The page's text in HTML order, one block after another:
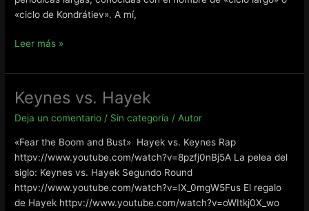
y
la
Constitución
«ciclo de Kondrátiev». A mí,
Los
Kondratiev
Leer más »
Keynes vs. Hayek
Deja un comentario / Sin categoría / Autor
«Fear the Boom and Bust» Hayek vs. Keynes Rap
httpv://www.youtube.com/watch?v=8pzfj0nBj5A La pelea del
siglo: Keynes vs. Hayek Segundo Round
httpv://www.youtube.com/watch?v=IX_0mgW5Fus El regalo
de Hayek httpv://www.youtube.com/watch?v=oWItkj0X_wo